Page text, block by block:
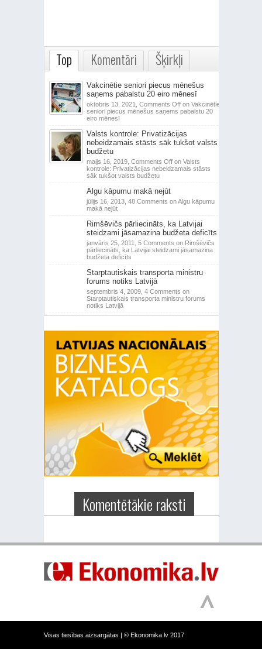
Top Komentāri Šķirkļi
Vakcinētie seniori piecus mēnešus
saņems pabalstu 20 eiro mēnesī
oktobris 13, 2021, Comments Offon Vakcinētie
seniori piecus mēnešus saņems pabalstu 20
eiro mēnesī
Valsts kontrole: Privatizācijas
nebeidzamais stāsts sāk tukšot valsts
budžetu
maijs 16, 2019, Comments Offon Valsts
kontrole: Privatizācijas nebeidzamais stāsts
sāk tukšot valsts budžetu
Algu kāpumu makā nejūt
jūlijs 16, 2013, 48 Comments on Algu kāpumu
makā nejūt
Rimšēvičs pārliecināts, ka Latvijai
steidzami jāsamazina budžeta deficīts
janvāris 25, 2011, 5 Comments on Rimšēvičs
pārliecināts, ka Latvijai steidzami jāsamazina
budžeta deficīts
Starptautiskais transporta ministru
forums notiks Latvijā
septembris 4, 2009, 4 Comments on
Starptautiskais transporta ministru forums
notiks Latvijā
Komentētākie raksti
Visas tiesības aizsargātas | © Ekonomika.lv 2017